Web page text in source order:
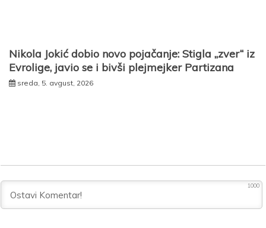
Nikola Jokić dobio novo pojačanje: Stigla „zver“ iz
Evrolige, javio se i bivši plejmejker Partizana
sreda, 5. avgust, 2026
1000